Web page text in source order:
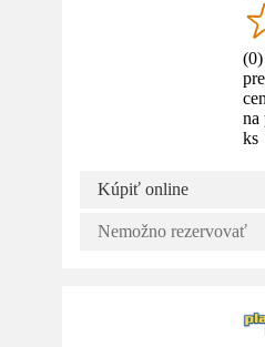
(0)
na
ks
Kúpiť online
Nemožno rezervovať